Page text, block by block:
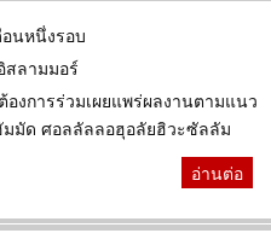
นหนึ่งรอบ
สลามมอร์
งการร่วมเผยแพร่ผลงานตามแนว
มัด ศอลลัลลอฮุอลัยฮิวะซัลลัม
อ่านต่อ